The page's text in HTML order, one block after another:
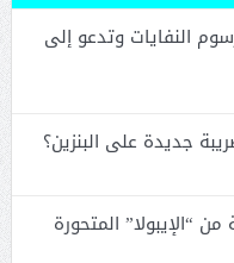
النفايات وتدعو إلى
جديدة على البنزين؟
“الإيبولا” المتحورة